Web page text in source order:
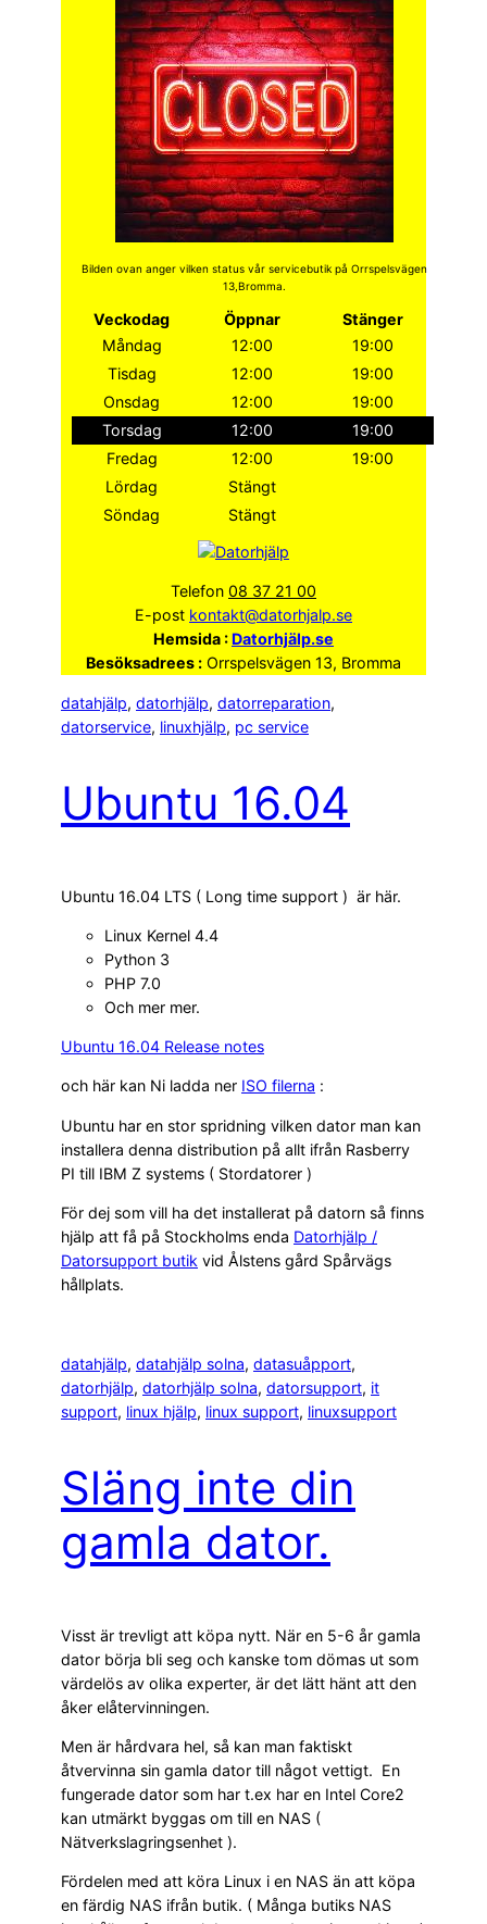
Bilden ovan anger vilken status vår servicebutik på Orrspelsvägen
13,Bromma.
Veckodag Öppnar
Stänger
Måndag
12:00
19:00
Tisdag
12:00
19:00
Onsdag
12:00
19:00
Torsdag
12:00
19:00
Fredag
12:00
19:00
Lördag
Stängt
Söndag
Stängt
Telefon 08 37 21 00
E-post kontakt@datorhjalp.se
Hemsida :Datorhjälp.se
Besöksadrees : Orrspelsvägen 13, Bromma
datahjälp, datorhjälp, datorreparation
datorservice, linuxhjälp, pc service
Ubuntu 16.04
Ubuntu 16.04 LTS ( Long time support ) är här.
Linux Kernel 4.4
Python 3
PHP 7.0
Och mer mer.
Ubuntu 16.04 Release notes
och här kan Ni ladda ner ISO filerna :
Ubuntu har en stor spridning vilken dator man kan
installera denna distribution på allt ifrån Rasberry
PI till IBM Z systems ( Stordatorer )
För dej som vill ha det installerat på datorn så finns
hjälp att få på Stockholms enda Datorhjälp /
Datorsupport butik vid Ålstens gård Spårvägs
hållplats.
datahjälp, datahjälp solna, datasuåpport
datorhjälp, datorhjälp solna, datorsupport, it
support, linux hjälp, linux support, linuxsupport
Släng inte din
gamla dator.
Visst är trevligt att köpa nytt. När en 5-6 år gamla
dator börja bli seg och kanske tom dömas ut som
värdelös av olika experter, är det lätt hänt att den
åker elåtervinningen.
Men är hårdvara hel, så kan man faktiskt
åtvervinna sin gamla dator till något vettigt. En
fungerade dator som har t.ex har en Intel Core2
kan utmärkt byggas om till en NAS (
Nätverkslagringsenhet ).
Fördelen med att köra Linux i en NAS än att köpa
en färdig NAS ifrån butik. ( Många butiks NAS